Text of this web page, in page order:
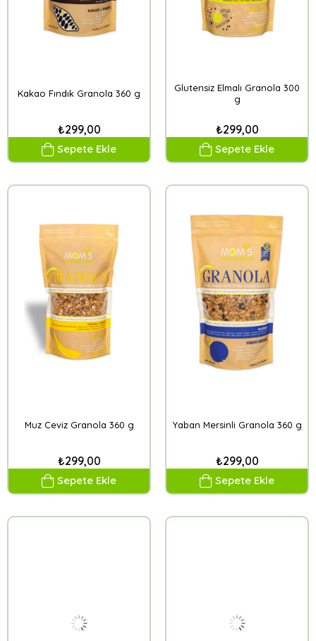
Kakao Fındık Granola 360 g
₺299,00
Sepete Ekle
Glutensiz Elmalı Granola 300
g
₺299,00
Sepete Ekle
Muz Ceviz Granola 360 g
₺299,00
Sepete Ekle
Yaban Mersinli Granola 360 g
₺299,00
Sepete Ekle